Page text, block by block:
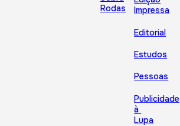
Rodas
Impressa
Editorial
Estudos
Pessoas
Publicidade
à
Lupa